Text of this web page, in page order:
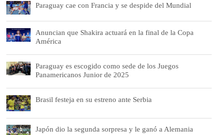
Paraguay cae con Francia y se despide del Mundial
Anuncian que Shakira actuará en la final de la Copa
América
Paraguay es escogido como sede de los Juegos
Panamericanos Junior de 2025
Brasil festeja en su estreno ante Serbia
Japón dio la segunda sorpresa y le ganó a Alemania